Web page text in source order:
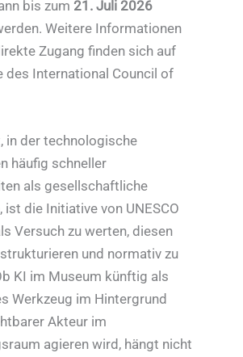
bis zum 21. Juli 2026
Weitere Informationen
Zugang finden sich auf
des International Council of
in der technologische
häufig schneller
als gesellschaftliche
ist die Initiative von UNESCO
Versuch zu werten, diesen
und normativ zu
KI im Museum künftig als
Werkzeug im Hintergrund
Akteur im
agieren wird, hängt nicht